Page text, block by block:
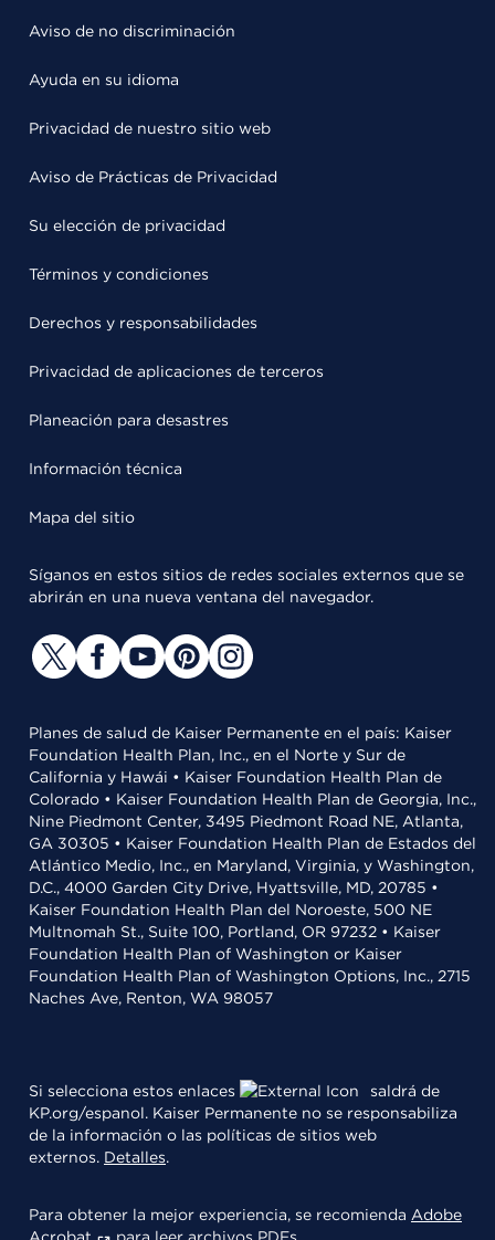
Aviso de no discriminación
Ayuda en su idioma
Privacidad de nuestro sitio web
Aviso de Prácticas de Privacidad
Su elección de privacidad
Términos y condiciones
Derechos y responsabilidades
Privacidad de aplicaciones de terceros
Planeación para desastres
Información técnica
Mapa del sitio
Síganos en estos sitios de redes sociales externos que se
abrirán en una nueva ventana del navegador.
Planes de salud de Kaiser Permanente en el país: Kaiser
Foundation Health Plan, Inc., en el Norte y Sur de
California y Hawái • Kaiser Foundation Health Plan de
Colorado • Kaiser Foundation Health Plan de Georgia, Inc.,
Nine Piedmont Center, 3495 Piedmont Road NE, Atlanta,
GA 30305 • Kaiser Foundation Health Plan de Estados del
Atlántico Medio, Inc., en Maryland, Virginia, y Washington,
D.C., 4000 Garden City Drive, Hyattsville, MD, 20785 •
Kaiser Foundation Health Plan del Noroeste, 500 NE
Multnomah St., Suite 100, Portland, OR 97232 • Kaiser
Foundation Health Plan of Washington or Kaiser
Foundation Health Plan of Washington Options, Inc., 2715
Naches Ave, Renton, WA 98057
Si selecciona estos enlaces
saldrá de
KP.org/espanol. Kaiser Permanente no se responsabiliza
de la información o las políticas de sitios web
externos. Detalles.
Para obtener la mejor experiencia, se recomienda Adobe